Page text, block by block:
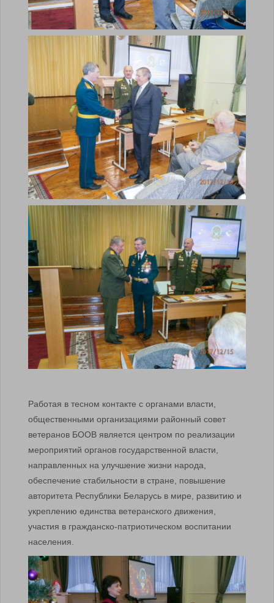
Работая в тесном контакте с органами власти,
общественными организациями районный совет
ветеранов БООВ является центром по реализации
мероприятий органов государственной власти,
направленных на улучшение жизни народа,
обеспечение стабильности в стране, повышение
авторитета Республики Беларусь в мире, развитию и
укреплению единства ветеранского движения,
участия в гражданско-патриотическом воспитании
населения.